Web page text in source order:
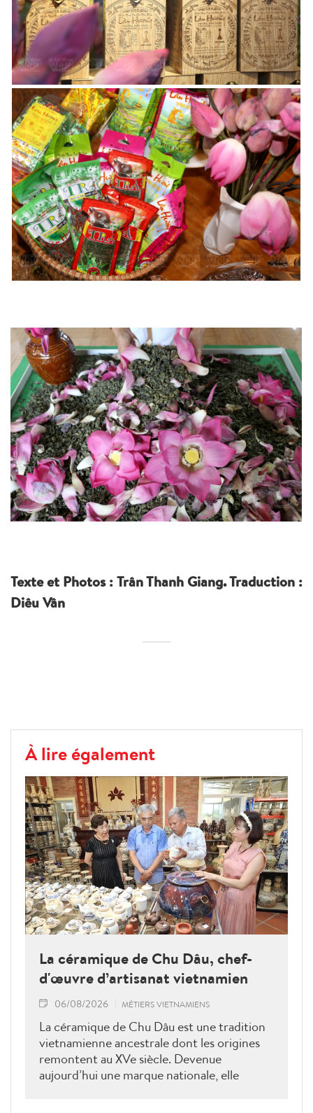
Texte et Photos : Trân Thanh Giang. Traduction :
Diêu Vân
À lire également
La céramique de Chu Dâu, chef-
d'œuvre d’artisanat vietnamien
06/08/2026 MÉTIERS VIETNAMIENS
La céramique de Chu Dâu est une tradition
vietnamienne ancestrale dont les origines
remontent au XVe siècle. Devenue
aujourd’hui une marque nationale, elle